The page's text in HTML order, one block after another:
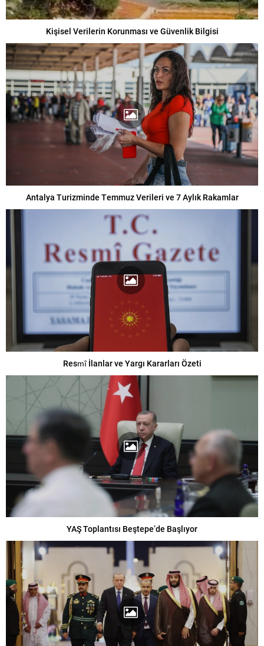
Kişisel Verilerin Korunması ve Güvenlik Bilgisi
Antalya Turizminde Temmuz Verileri ve 7 Aylık Rakamlar
Resmî İlanlar ve Yargı Kararları Özeti
YAŞ Toplantısı Beştepe’de Başlıyor